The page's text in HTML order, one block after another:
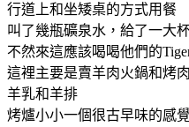
行道上和坐矮桌的方式用餐
叫了幾瓶礦泉水，給了一大
不然來這應該喝喝他們的
這裡主要是賣羊肉火鍋和烤肉
羊乳和羊排
烤爐小小一個很古早味的感